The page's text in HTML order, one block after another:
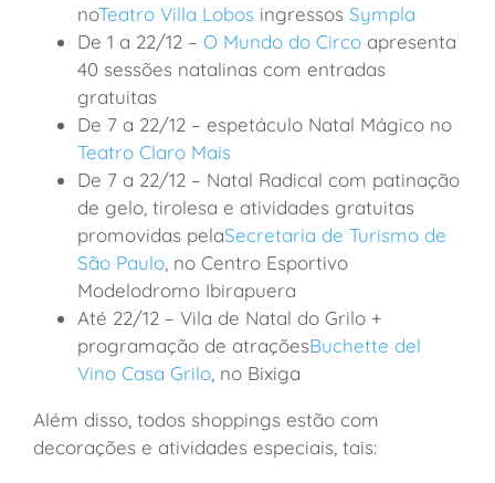
noTeatro Villa Lobosingressos Sympla
De 1 a 22/12 – O Mundo do Circoapresenta
40 sessões natalinas com entradas
gratuitas
De 7 a 22/12 – espetáculo Natal Mágico no
Teatro Claro Mais
De 7 a 22/12 – Natal Radical com patinação
de gelo, tirolesa e atividades gratuitas
promovidas pelaSecretaria de Turismo de
São Paulo, no Centro Esportivo
Modelodromo Ibirapuera
Até 22/12 – Vila de Natal do Grilo +
programação de atraçõesBuchette del
Vino Casa Grilo, no Bixiga
Além disso, todos shoppings estão com
decorações e atividades especiais, tais: